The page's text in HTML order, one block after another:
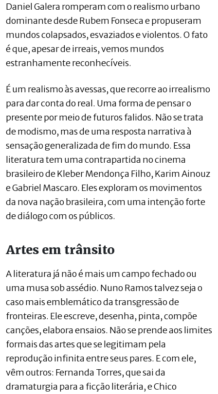
Daniel Galera romperam com o realismo urbano
dominante desde Rubem Fonseca e propuseram
mundos colapsados, esvaziados e violentos. O fato
é que, apesar de irreais, vemos mundos
estranhamente reconhecíveis.
É um realismo às avessas, que recorre ao irrealismo
para dar conta do real. Uma forma de pensar o
presente por meio de futuros falidos. Não se trata
de modismo, mas de uma resposta narrativa à
sensação generalizada de fim do mundo. Essa
literatura tem uma contrapartida no cinema
brasileiro de Kleber Mendonça Filho, Karim Ainouz
e Gabriel Mascaro. Eles exploram os movimentos
da nova nação brasileira, com uma intenção forte
de diálogo com os públicos.
Artes em trânsito
A literatura já não é mais um campo fechado ou
uma musa sob assédio. Nuno Ramos talvez seja o
caso mais emblemático da transgressão de
fronteiras. Ele escreve, desenha, pinta, compõe
canções, elabora ensaios. Não se prende aos limites
formais das artes que se legitimam pela
reprodução infinita entre seus pares. E com ele,
vêm outros: Fernanda Torres, que sai da
dramaturgia para a ficção literária, e Chico